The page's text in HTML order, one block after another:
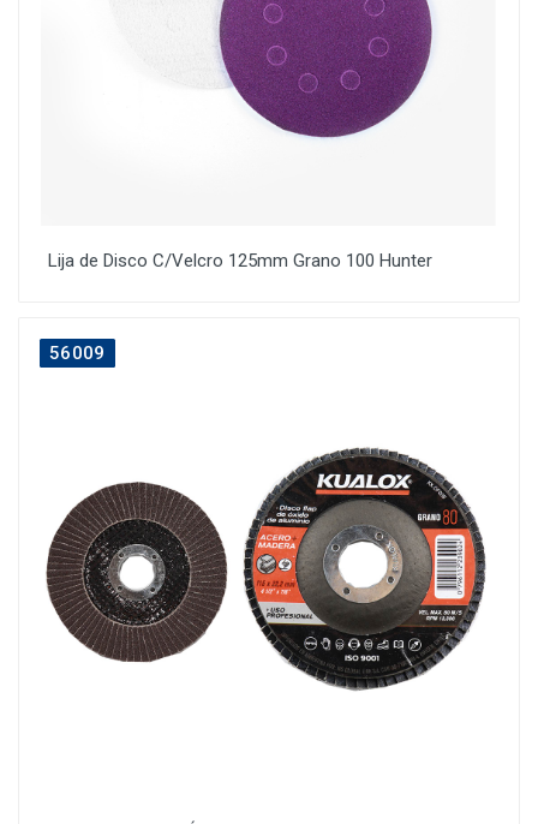
Lija de Disco C/Velcro 125mm Grano 100 Hunter
56009